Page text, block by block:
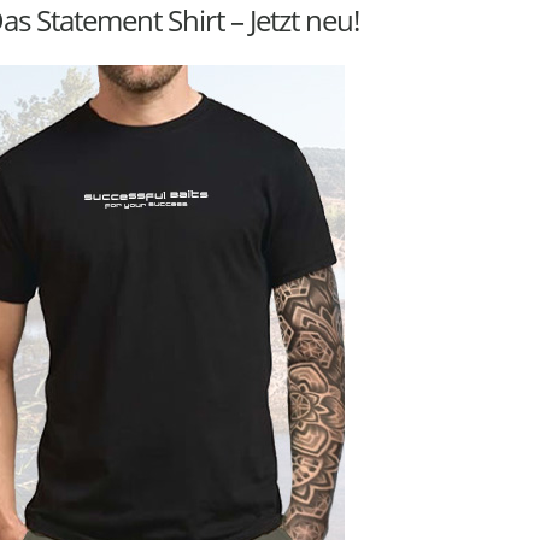
Statement Shirt – Jetzt neu!